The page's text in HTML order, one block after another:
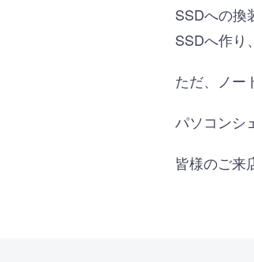
SSDへの換
SSDへ作り
ただ、ノー
パソコンシ
皆様のご来